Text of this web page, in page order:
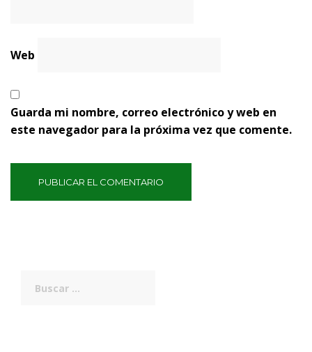
Web
Guarda mi nombre, correo electrónico y web en
este navegador para la próxima vez que comente.